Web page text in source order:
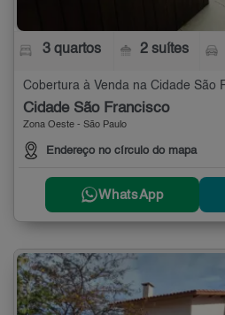
3 quartos 2 suítes
Cidade São Francisco
Zona Oeste - São Paulo
Endereço no círculo do mapa
WhatsApp